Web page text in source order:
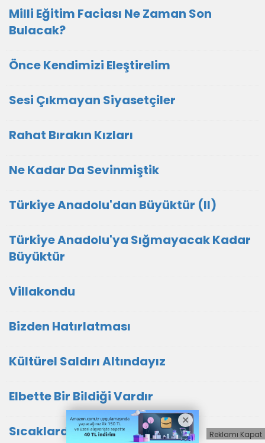
Milli Eğitim Faciası Ne Zaman Son
Bulacak?
Önce Kendimizi Eleştirelim
Sesi Çıkmayan Siyasetçiler
Rahat Bırakın Kızları
Ne Kadar Da Sevinmiştik
Türkiye Anadolu'dan Büyüktür (II)
Türkiye Anadolu'ya Sığmayacak Kadar
Büyüktür
Villakondu
Bizden Hatırlatması
Kültürel Saldırı Altındayız
Elbette Bir Bildiği Vardır
Sıcaklarda Ne Yapmalıyız Reklamı Kapat